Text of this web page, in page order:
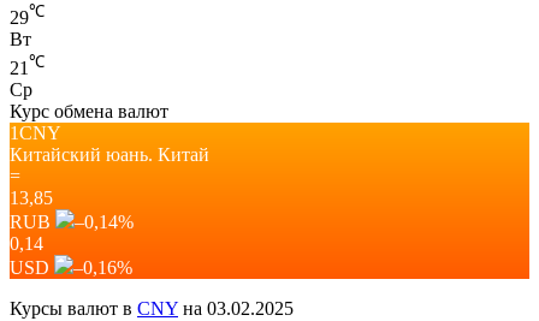
29℃
Вт
21℃
Ср
Курс обмена валют
1CNY
Китайский юань. Китай
=
13,85
RUB
–0,14%
0,14
USD
–0,16%
Курсы валют в CNY на 03.02.2025